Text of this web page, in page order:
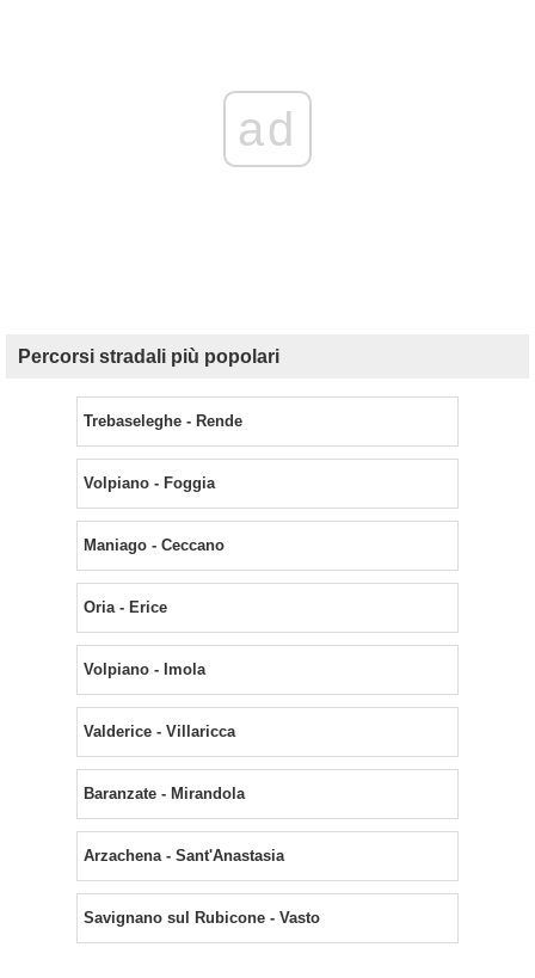
ad
Percorsi stradali più popolari
Trebaseleghe - Rende
Volpiano - Foggia
Maniago - Ceccano
Oria - Erice
Volpiano - Imola
Valderice - Villaricca
Baranzate - Mirandola
Arzachena - Sant'Anastasia
Savignano sul Rubicone - Vasto